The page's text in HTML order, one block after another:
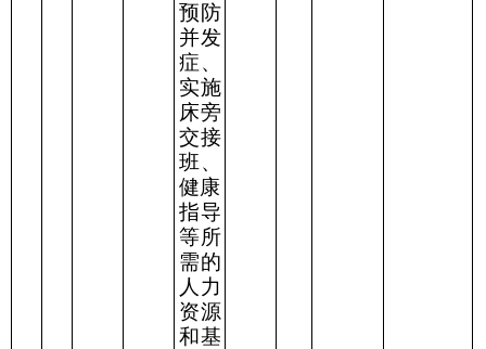
预防
并发
症、
实施
床旁
交接
班、
健康
指导
等所
需的
人力
资源
和基